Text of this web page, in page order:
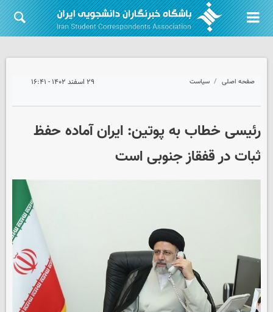
صفحه اصلی سیاست ۲۹ اسفند ۱۴۰۲ - ۱۶:۴۱
رئیسی خطاب به پوتین: ایران آماده حفظ
ثبات در قفقاز جنوبی است